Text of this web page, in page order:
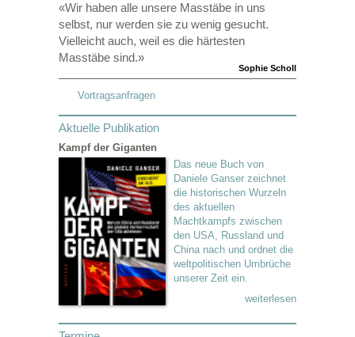
«Wir haben alle unsere Masstäbe in uns
selbst, nur werden sie zu wenig gesucht.
Vielleicht auch, weil es die härtesten
Masstäbe sind.»
Sophie Scholl
Vortragsanfragen
Aktuelle Publikation
Kampf der Giganten
Das neue Buch von
Daniele Ganser zeichnet
die historischen Wurzeln
des aktuellen
Machtkampfs zwischen
den USA, Russland und
China nach und ordnet die
weltpolitischen Umbrüche
unserer Zeit ein.
weiterlesen